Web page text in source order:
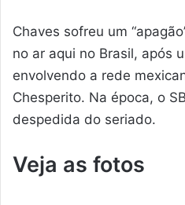
Chaves sofreu um
no ar aqui no Brasil, após
envolvendo a rede
Chesperito. Na época, o
despedida do seriado.
Veja as fotos